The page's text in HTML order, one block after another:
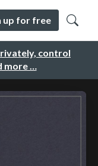
control
more …
up for free